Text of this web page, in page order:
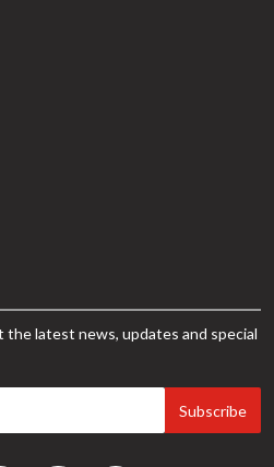
the latest news, updates and special
Subscribe